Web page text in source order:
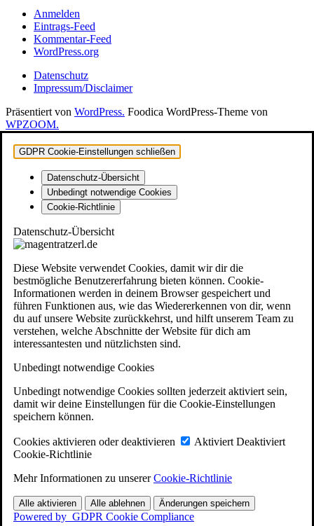
Anmelden
Eintrags-Feed
Kommentar-Feed
WordPress.org
Datenschutz
Impressum/Disclaimer
Präsentiert von WordPress. Foodica WordPress-Theme von
WPZOOM.
GDPR Cookie-Einstellungen schließen
Datenschutz-Übersicht
Unbedingt notwendige Cookies
Cookie-Richtlinie
Datenschutz-Übersicht
Diese Website verwendet Cookies, damit wir dir die
bestmögliche Benutzererfahrung bieten können. Cookie-
Informationen werden in deinem Browser gespeichert und
führen Funktionen aus, wie das Wiedererkennen von dir, wenn
du auf unsere Website zurückkehrst, und hilft unserem Team zu
verstehen, welche Abschnitte der Website für dich am
interessantesten und nützlichsten sind.
Unbedingt notwendige Cookies
Unbedingt notwendige Cookies sollten jederzeit aktiviert sein,
damit wir deine Einstellungen für die Cookie-Einstellungen
speichern können.
Cookies aktivieren oder deaktivieren Aktiviert Deaktiviert
Cookie-Richtlinie
Mehr Informationen zu unsererCookie-Richtlinie
Alle aktivieren Alle ablehnen Änderungen speichern
Powered by GDPR Cookie Compliance